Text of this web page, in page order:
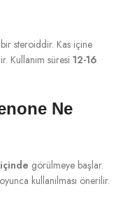
steroiddir. Kas içine
Kullanım süresi 12-16
Ne
görülmeye başlar.
kullanılması önerilir.